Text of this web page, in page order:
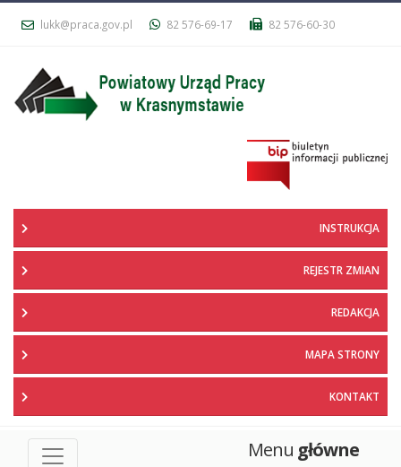
lukk@praca.gov.pl 82 576-69-17 82 576-60-30
INSTRUKCJA
REJESTR ZMIAN
REDAKCJA
MAPA STRONY
KONTAKT
Menu główne